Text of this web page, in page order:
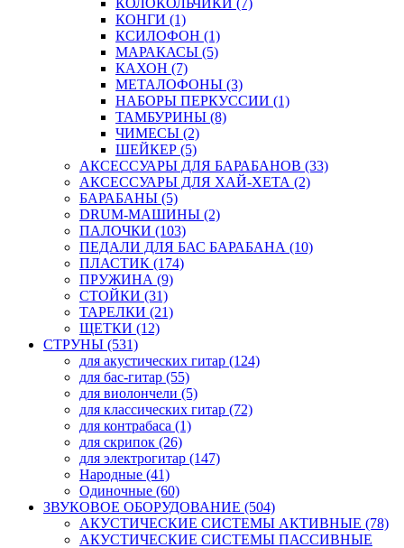
КОНГИ (1)
КСИЛОФОН (1)
МАРАКАСЫ (5)
КАХОН (7)
МЕТАЛОФОНЫ (3)
НАБОРЫ ПЕРКУССИИ (1)
ТАМБУРИНЫ (8)
ЧИМЕСЫ (2)
ШЕЙКЕР (5)
АКСЕССУАРЫ ДЛЯ БАРАБАНОВ (33)
АКСЕССУАРЫ ДЛЯ ХАЙ-ХЕТА (2)
БАРАБАНЫ (5)
DRUM-МАШИНЫ (2)
ПАЛОЧКИ (103)
ПЕДАЛИ ДЛЯ БАС БАРАБАНА (10)
ПЛАСТИК (174)
ПРУЖИНА (9)
СТОЙКИ (31)
ТАРЕЛКИ (21)
ЩЕТКИ (12)
СТРУНЫ (531)
для акустических гитар (124)
для бас-гитар (55)
для виолончели (5)
для классических гитар (72)
для контрабаса (1)
для скрипок (26)
для электрогитар (147)
Народные (41)
Одиночные (60)
ЗВУКОВОЕ ОБОРУДОВАНИЕ (504)
АКУСТИЧЕСКИЕ СИСТЕМЫ АКТИВНЫЕ (78)
АКУСТИЧЕСКИЕ СИСТЕМЫ ПАССИВНЫЕ